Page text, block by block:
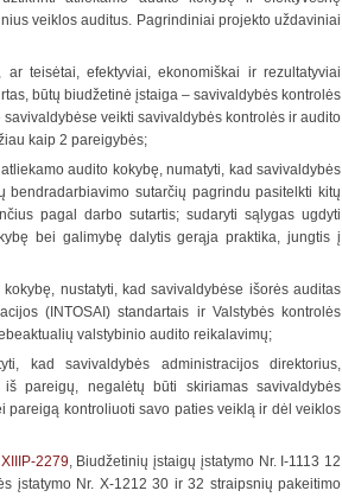
veiklos auditus. Pagrindiniai projekto uždaviniai
teisėtai, efektyviai, ekonomiškai ir rezultatyviai
būtų biudžetinė įstaiga – savivaldybės kontrolės
veikti savivaldybės kontrolės ir audito
kaip 2 pareigybės;
audito kokybę, numatyti, kad savivaldybės
sutarčių pagrindu pasitelkti kitų
pagal darbo sutartis; sudaryti sąlygas ugdyti
bei galimybę dalytis gerąja praktika, jungtis į
nustatyti, kad savivaldybėse išorės auditas
(INTOSAI) standartais ir Valstybės kontrolės
valstybinio audito reikalavimų;
kad savivaldybės administracijos direktorius,
pareigų, negalėtų būti skiriamas savivaldybės
pareigą kontroliuoti savo paties veiklą ir dėl veiklos
XIIIP-2279, Biudžetinių įstaigų įstatymo Nr. I-1113 12
įstatymo Nr. X-1212 30 ir 32 straipsnių pakeitimo